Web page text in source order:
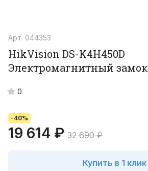
Арт. 044353
HikVision DS-K4H450D
Электромагнитный замок
0
-40%
19 614 ₽ 32 690 ₽
Купить в 1 клик